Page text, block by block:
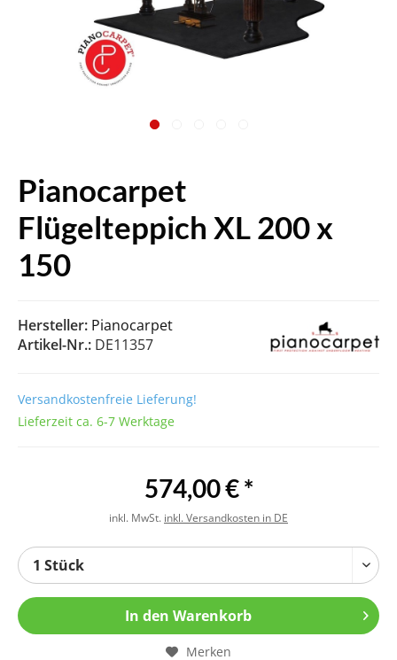
Pianocarpet
Flügelteppich XL 200 x
150
Hersteller: Pianocarpet
Artikel-Nr.: DE11357
Versandkostenfreie Lieferung!
Lieferzeit ca. 6-7 Werktage
574,00 € *
inkl. MwSt. inkl. Versandkosten in DE
In den Warenkorb
Merken